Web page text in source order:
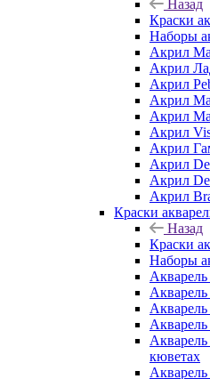
Назад
Краски
Наборы
Акрил
Акрил
Акрил
Акрил
Акрил
Акрил
Акрил
Акрил
Акрил
Акрил
Краски
Назад
Краски
Наборы
кюветах